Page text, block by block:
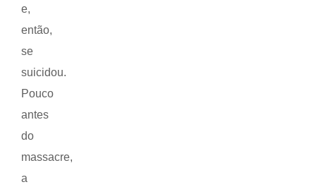
e,
então,
se
suicidou.
Pouco
antes
do
massacre,
a